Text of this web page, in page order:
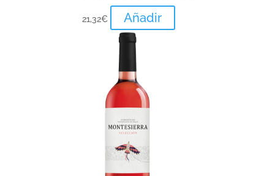
21,32€ Añadir